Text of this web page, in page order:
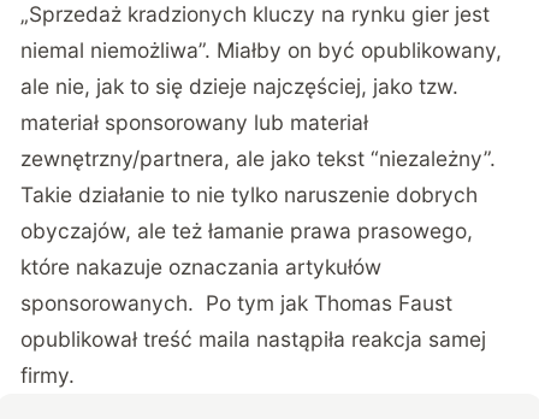
„Sprzedaż kradzionych kluczy na rynku gier jest
niemal niemożliwa”. Miałby on być opublikowany,
ale nie, jak to się dzieje najczęściej, jako tzw.
materiał sponsorowany lub materiał
zewnętrzny/partnera, ale jako tekst “niezależny”.
Takie działanie to nie tylko naruszenie dobrych
obyczajów, ale też łamanie prawa prasowego,
które nakazuje oznaczania artykułów
sponsorowanych. Po tym jak Thomas Faust
opublikował treść maila nastąpiła reakcja samej
firmy.